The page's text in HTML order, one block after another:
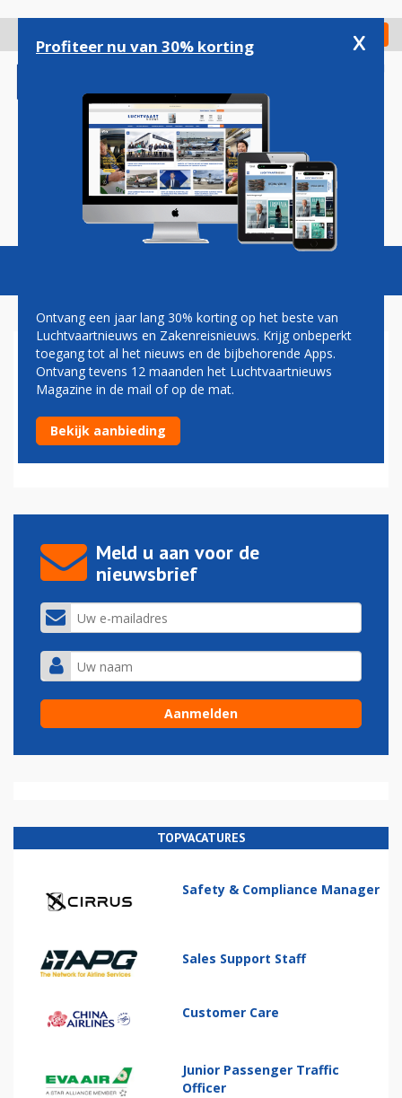
gaan
Check in
Magazine Podcasts Vacatures
KANGAROO
Qantas non-stop van Australië naar Londen
11-12-2016 - 10:12
Meld u aan voor de
nieuwsbrief
TOPVACATURES
Safety & Compliance Manager
Sales Support Staff
Customer Care
Junior Passenger Traffic
Officer
Profiteer nu van 30% korting x
Ontvang een jaar lang 30% korting op het beste van
Luchtvaartnieuws en Zakenreisnieuws. Krijg onbeperkt
toegang tot al het nieuws en de bijbehorende Apps.
Ontvang tevens 12 maanden het Luchtvaartnieuws
Magazine in de mail of op de mat.
Bekijk aanbieding